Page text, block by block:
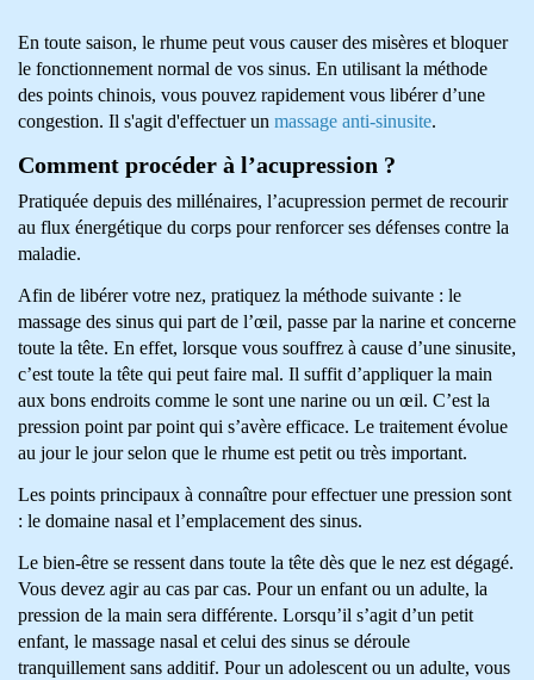
En toute saison, le rhume peut vous causer des misères et bloquer
le fonctionnement normal de vos sinus. En utilisant la méthode
des points chinois, vous pouvez rapidement vous libérer d’une
congestion. Il s'agit d'effectuer un massage anti-sinusite.
Comment procéder à l’acupression ?
Pratiquée depuis des millénaires, l’acupression permet de recourir
au flux énergétique du corps pour renforcer ses défenses contre la
maladie.
Afin de libérer votre nez, pratiquez la méthode suivante : le
massage des sinus qui part de l’œil, passe par la narine et concerne
toute la tête. En effet, lorsque vous souffrez à cause d’une sinusite,
c’est toute la tête qui peut faire mal. Il suffit d’appliquer la main
aux bons endroits comme le sont une narine ou un œil. C’est la
pression point par point qui s’avère efficace. Le traitement évolue
au jour le jour selon que le rhume est petit ou très important.
Les points principaux à connaître pour effectuer une pression sont
: le domaine nasal et l’emplacement des sinus.
Le bien-être se ressent dans toute la tête dès que le nez est dégagé.
Vous devez agir au cas par cas. Pour un enfant ou un adulte, la
pression de la main sera différente. Lorsqu’il s’agit d’un petit
enfant, le massage nasal et celui des sinus se déroule
tranquillement sans additif. Pour un adolescent ou un adulte, vous